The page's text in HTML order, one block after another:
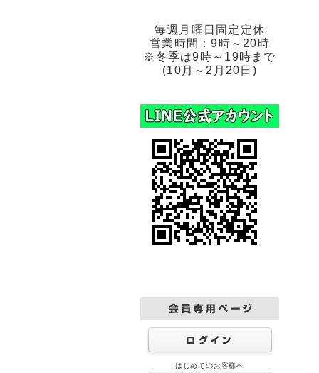
毎週月曜日固定定休
営業時間：9時～20時
※冬季は9時～19時まで
(10月～2月20日)
はじめてのお客様へ